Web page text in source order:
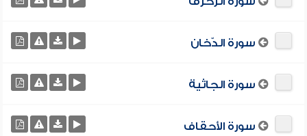
سورة الدّخان
سورة الجاثية
سورة الأحقاف